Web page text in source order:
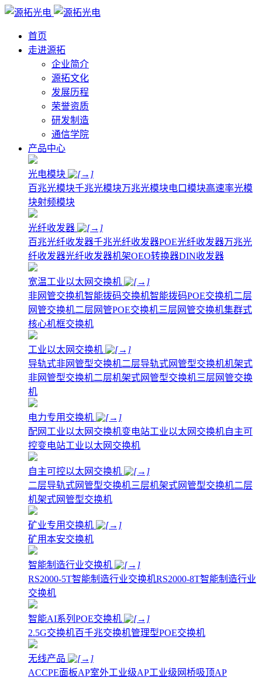
首页
走进源拓
企业简介
源拓文化
发展历程
荣誉资质
研发制造
通信学院
产品中心
光电模块
百兆光模块千兆光模块万兆光模块电口模块高速率光模
块射频模块
光纤收发器
百兆光纤收发器千兆光纤收发器POE光纤收发器万兆光
纤收发器光纤收发器机架OEO转换器DIN收发器
宽温工业以太网交换机
非网管交换机智能拨码交换机智能拨码POE交换机二层
网管交换机二层网管POE交换机三层网管交换机集群式
核心机框交换机
工业以太网交换机
导轨式非网管型交换机二层导轨式网管型交换机机架式
非网管型交换机二层机架式网管型交换机三层网管交换
机
电力专用交换机
配网工业以太网交换机变电站工业以太网交换机自主可
控变电站工业以太网交换机
自主可控以太网交换机
二层导轨式网管型交换机三层机架式网管型交换机二层
机架式网管型交换机
矿业专用交换机
矿用本安交换机
智能制造行业交换机
RS2000-5T智能制造行业交换机RS2000-8T智能制造行业
交换机
智能AI系列POE交换机
2.5G交换机百千兆交换机管理型POE交换机
无线产品
ACCPE面板AP室外工业级AP工业级网桥吸顶AP